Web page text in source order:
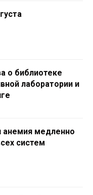
о библиотеке
лаборатории и
медленно
систем